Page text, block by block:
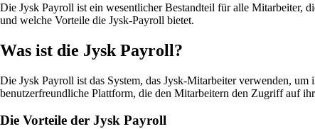
Die Jysk Payroll ist ein wesentlicher Bestandteil für alle Mitarbeiter,
und welche Vorteile die Jysk-Payroll bietet.
Was ist die Jysk Payroll?
Die Jysk Payroll ist das System, das Jysk-Mitarbeiter verwenden,
benutzerfreundliche Plattform, die den Mitarbeitern den Zugriff auf
Die Vorteile der Jysk Payroll